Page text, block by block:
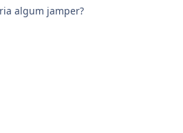
algum jamper?